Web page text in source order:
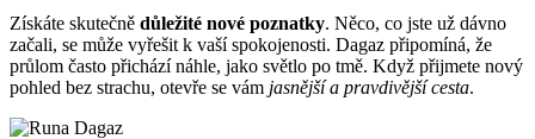
Získáte skutečně důležité nové poznatky. Něco, co jste už dávno
začali, se může vyřešit k vaší spokojenosti. Dagaz připomíná, že
průlom často přichází náhle, jako světlo po tmě. Když přijmete nový
pohled bez strachu, otevře se vám jasnější a pravdivější cesta.